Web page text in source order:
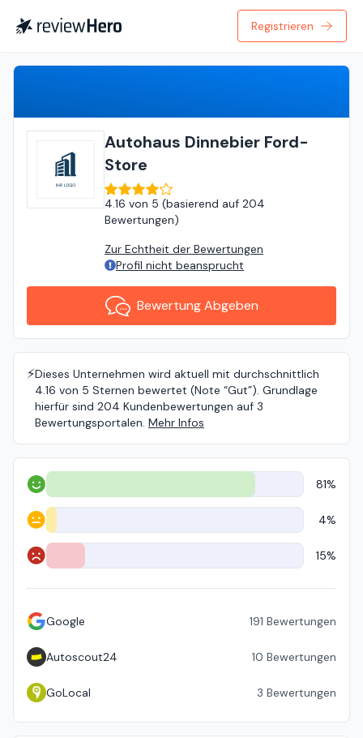
Registrieren
Autohaus Dinnebier Ford-
Store
4.16 von 5 (basierend auf 204
Bewertungen)
Zur Echtheit der Bewertungen
Profil nicht beansprucht
Bewertung Abgeben
⚡️Dieses Unternehmen wird aktuell mit durchschnittlich
4.16 von 5 Sternen bewertet (Note “Gut”). Grundlage
hierfür sind 204 Kundenbewertungen auf 3
Bewertungsportalen. Mehr Infos
Positiv 81%
Neutral 4%
Negativ 15%
Google 191 Bewertungen
Autoscout24 10 Bewertungen
GoLocal 3 Bewertungen